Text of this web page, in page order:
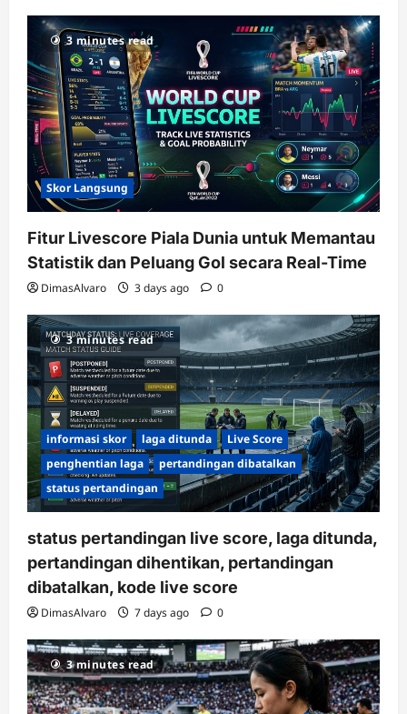
3 minutes read
Skor Langsung
Fitur Livescore Piala Dunia untuk Memantau
Statistik dan Peluang Gol secara Real-Time
DimasAlvaro 3 days ago 0
3 minutes read
informasi skor laga ditunda
Live Score
penghentian laga
pertandingan dibatalkan
status pertandingan
status pertandingan live score, laga ditunda,
pertandingan dihentikan, pertandingan
dibatalkan, kode live score
DimasAlvaro 7 days ago 0
3 minutes read